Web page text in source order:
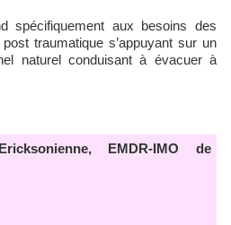
spécifiquement aux besoins des
traumatique s’appuyant sur un
naturel conduisant à évacuer à